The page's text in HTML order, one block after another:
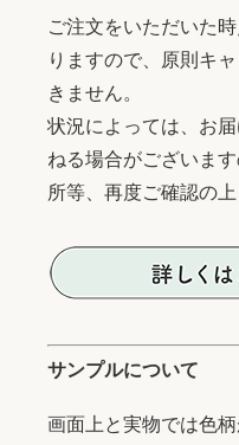
ご注文をいただいた
りますので、原則キ
きません。
状況によっては、お
ねる場合がございま
所等、再度ご確認の
サンプルについて
画面上と実物では色